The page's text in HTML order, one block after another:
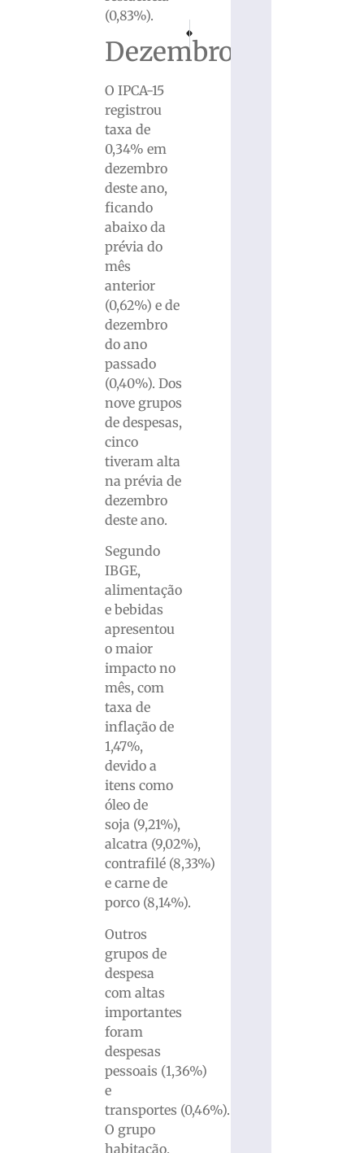
(0,83%).
Dezembro
O IPCA-15
registrou
taxa de
0,34% em
dezembro
deste ano,
ficando
abaixo da
prévia do
mês
anterior
(0,62%) e de
dezembro
do ano
passado
(0,40%). Dos
nove grupos
de despesas,
cinco
tiveram alta
na prévia de
dezembro
deste ano.
Segundo
IBGE,
alimentação
e bebidas
apresentou
o maior
impacto no
mês, com
taxa de
inflação de
1,47%,
devido a
itens como
óleo de
soja (9,21%),
alcatra (9,02%),
contrafilé (8,33%)
e carne de
porco (8,14%).
Outros
grupos de
despesa
com altas
importantes
foram
despesas
pessoais (1,36%)
e
transportes (0,46%).
O grupo
habitação,
MISTÉRIO: Corpo é encontrado enrolado